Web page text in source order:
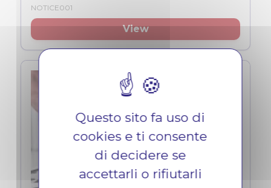
NOTICE001
View
Questo sito fa uso di
cookies e ti consente
di decidere se
accettarli o rifiutarli